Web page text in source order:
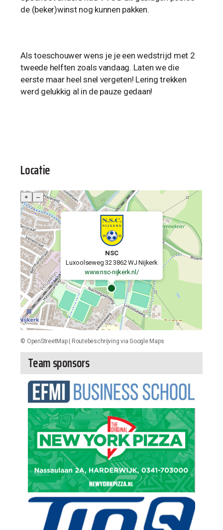
de (beker)winst nog kunnen pakken.
Als toeschouwer wens je je een wedstrijd met 2
tweede helften zoals vandaag. Laten we die
eerste maar heel snel vergeten! Lering trekken
werd gelukkig al in de pauze gedaan!
Locatie
NSC
Luxoolseweg 32 3862 WJ Nijkerk
www.nsc-nijkerk.nl/
+ –
© OpenStreetMap| Routebeschrijving via Google Maps
Team sponsors